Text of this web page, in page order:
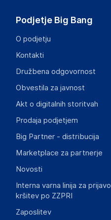
Podjetje Big Bang
O podjetju
Kontakti
Družbena odgovornost
Obvestila za javnost
Akt o digitalnih storitvah
Prodaja podjetjem
Big Partner - distribucija
Marketplace za partnerje
Novosti
Interna varna linija za prijavo
kršitev po ZZPRI
Zaposlitev